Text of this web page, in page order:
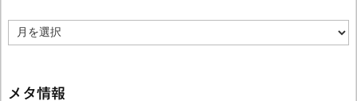
ー
ブ
メタ情報